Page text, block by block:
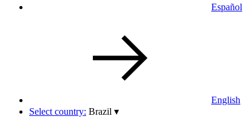
Español
English
Select country: Brazil ▾